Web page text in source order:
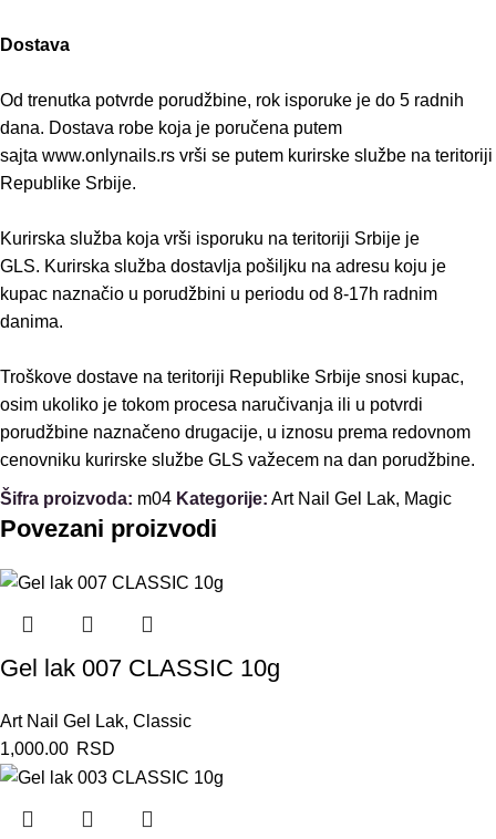
Dostava
Od trenutka potvrde porudžbine, rok isporuke je do 5 radnih
dana. Dostava robe koja je poručena putem
sajta www.onlynails.rs vrši se putem kurirske službe na teritoriji
Republike Srbije.
Kurirska služba koja vrši isporuku na teritoriji Srbije je
GLS. Kurirska služba dostavlja pošiljku na adresu koju je
kupac naznačio u porudžbini u periodu od 8-17h radnim
danima.
Troškove dostave na teritoriji Republike Srbije snosi kupac,
osim ukoliko je tokom procesa naručivanja ili u potvrdi
porudžbine naznačeno drugacije, u iznosu prema redovnom
cenovniku kurirske službe GLS važecem na dan porudžbine.
Šifra proizvoda: m04 Kategorije: Art Nail Gel Lak, Magic
Povezani proizvodi
Gel lak 007 CLASSIC 10g
Art Nail Gel Lak, Classic
1,000.00 RSD